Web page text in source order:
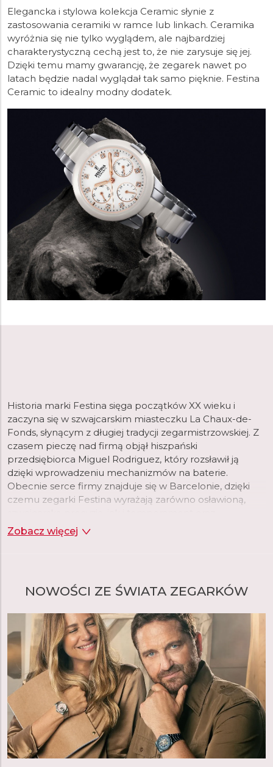
Elegancka i stylowa kolekcja Ceramic słynie z
zastosowania ceramiki w ramce lub linkach. Ceramika
wyróżnia się nie tylko wyglądem, ale najbardziej
charakterystyczną cechą jest to, że nie zarysuje się jej.
Dzięki temu mamy gwarancję, że zegarek nawet po
latach będzie nadal wyglądał tak samo pięknie. Festina
Ceramic to idealny modny dodatek.
Historia marki Festina sięga początków XX wieku i
zaczyna się w szwajcarskim miasteczku La Chaux-de-
Fonds, słynącym z długiej tradycji zegarmistrzowskiej. Z
czasem pieczę nad firmą objął hiszpański
przedsiębiorca Miguel Rodriguez, który rozsławił ją
dzięki wprowadzeniu mechanizmów na baterie.
Obecnie serce firmy znajduje się w Barcelonie, dzięki
czemu zegarki Festina wyrażają zarówno osławioną,
nowoczesny styl Południa.
Zobacz więcej
NOWOŚCI ZE ŚWIATA ZEGARKÓW